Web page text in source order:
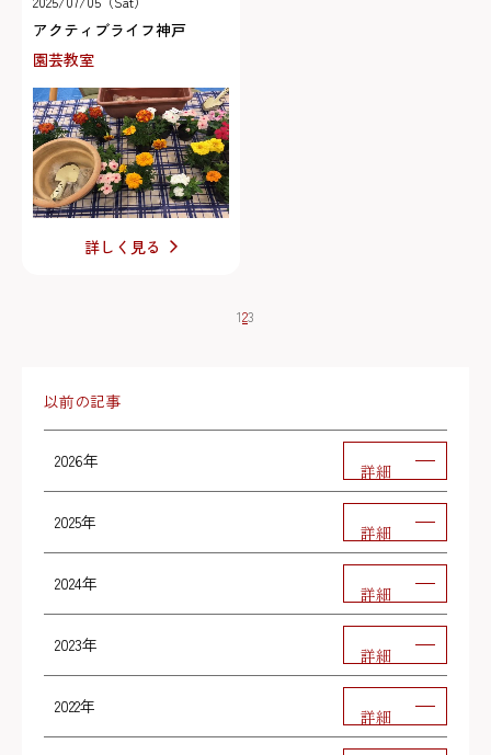
アクティブライフ神戸
園芸教室
詳しく見る
123
以前の記事
2026年 詳細
2025年 詳細
2024年 詳細
2023年 詳細
2022年 詳細